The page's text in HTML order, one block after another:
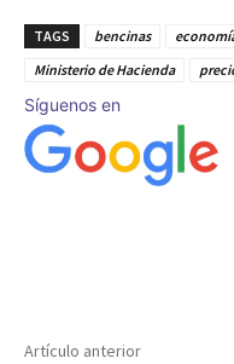
TAGS bencinas
Ministerio de Hacienda
Síguenos en
Artículo anterior